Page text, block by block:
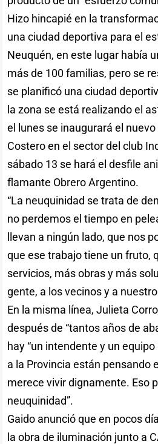
Hizo hincapié en la
una ciudad deportiva para el
Neuquén, en este lugar había
más de 100 familias, pero se
se planificó una ciudad
la zona se está realizando el
el lunes se inaugurará el
Costero en el sector del club
sábado 13 se hará el desfile
flamante Obrero Argentino.
“La neuquinidad se trata de
no perdemos el tiempo en
llevan a ningún lado, que nos
que ese trabajo tiene un fruto,
servicios, más obras y más
gente, a los vecinos y a
En la misma línea, Julieta
después de “tantos años de
hay “un intendente y un
a la Provincia están pensando
merece vivir dignamente. Eso
neuquinidad”.
Gaido anunció que en pocos
la obra de iluminación junto a